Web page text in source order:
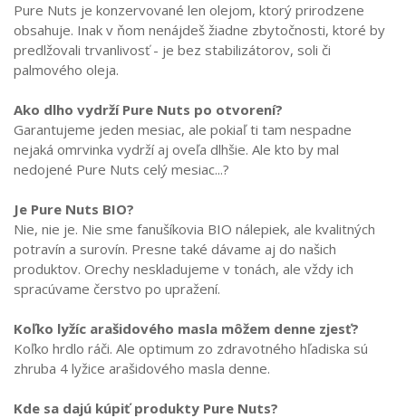
Pure Nuts je konzervované len olejom, ktorý prirodzene
obsahuje. Inak v ňom nenájdeš žiadne zbytočnosti, ktoré by
predlžovali trvanlivosť - je bez stabilizátorov, soli či
palmového oleja.
Ako dlho vydrží Pure Nuts po otvorení?
Garantujeme jeden mesiac, ale pokiaľ ti tam nespadne
nejaká omrvinka vydrží aj oveľa dlhšie. Ale kto by mal
nedojené Pure Nuts celý mesiac...?
Je Pure Nuts BIO?
Nie, nie je. Nie sme fanušíkovia BIO nálepiek, ale kvalitných
potravín a surovín. Presne také dávame aj do našich
produktov. Orechy neskladujeme v tonách, ale vždy ich
spracúvame čerstvo po upražení.
Koľko lyžíc arašidového masla môžem denne zjesť?
Koľko hrdlo ráči. Ale optimum zo zdravotného hľadiska sú
zhruba 4 lyžice arašidového masla denne.
Kde sa dajú kúpiť produkty Pure Nuts?